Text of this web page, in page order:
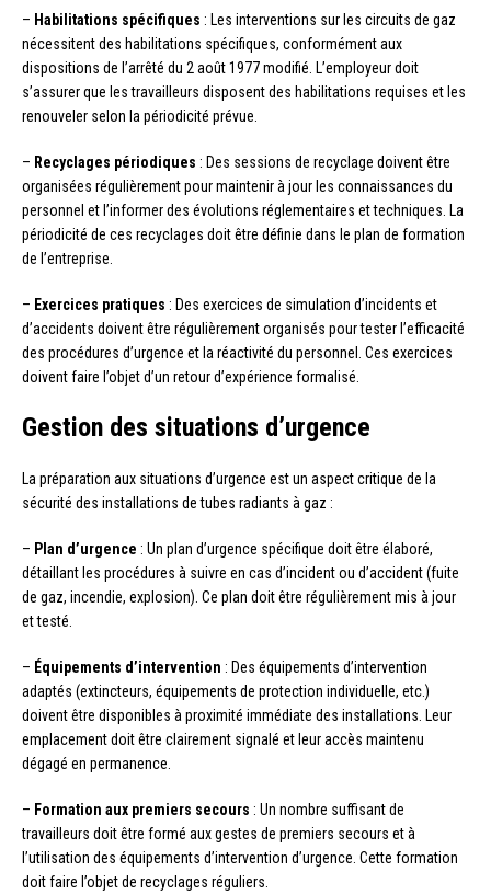
– Habilitations spécifiques : Les interventions sur les circuits de gaz
nécessitent des habilitations spécifiques, conformément aux
dispositions de l’arrêté du 2 août 1977 modifié. L’employeur doit
s’assurer que les travailleurs disposent des habilitations requises et les
renouveler selon la périodicité prévue.
– Recyclages périodiques : Des sessions de recyclage doivent être
organisées régulièrement pour maintenir à jour les connaissances du
personnel et l’informer des évolutions réglementaires et techniques. La
périodicité de ces recyclages doit être définie dans le plan de formation
de l’entreprise.
– Exercices pratiques : Des exercices de simulation d’incidents et
d’accidents doivent être régulièrement organisés pour tester l’efficacité
des procédures d’urgence et la réactivité du personnel. Ces exercices
doivent faire l’objet d’un retour d’expérience formalisé.
Gestion des situations d’urgence
La préparation aux situations d’urgence est un aspect critique de la
sécurité des installations de tubes radiants à gaz :
– Plan d’urgence : Un plan d’urgence spécifique doit être élaboré,
détaillant les procédures à suivre en cas d’incident ou d’accident (fuite
de gaz, incendie, explosion). Ce plan doit être régulièrement mis à jour
et testé.
– Équipements d’intervention : Des équipements d’intervention
adaptés (extincteurs, équipements de protection individuelle, etc.)
doivent être disponibles à proximité immédiate des installations. Leur
emplacement doit être clairement signalé et leur accès maintenu
dégagé en permanence.
– Formation aux premiers secours : Un nombre suffisant de
travailleurs doit être formé aux gestes de premiers secours et à
l’utilisation des équipements d’intervention d’urgence. Cette formation
doit faire l’objet de recyclages réguliers.